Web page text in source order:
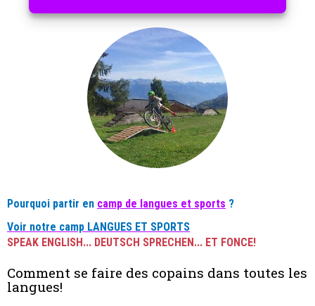
Pourquoi partir en camp de langues et sports ?
Voir notre camp LANGUES ET SPORTS
SPEAK ENGLISH... DEUTSCH SPRECHEN... ET FONCE!
Comment se faire des copains dans toutes les
langues!